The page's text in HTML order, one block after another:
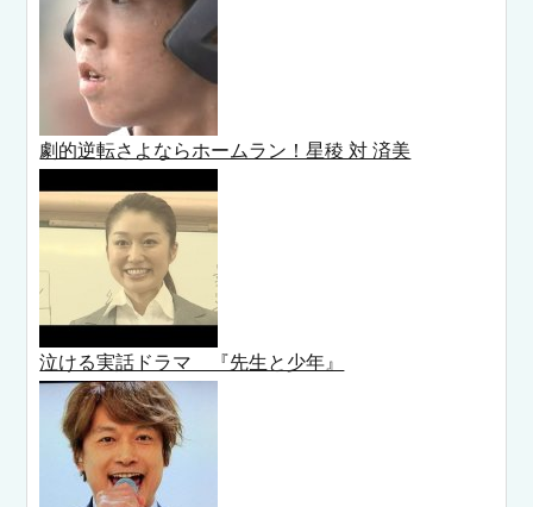
劇的逆転さよならホームラン！星稜 対 済美
泣ける実話ドラマ 『先生と少年』